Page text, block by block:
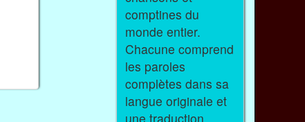
comptines du
monde entier.
Chacune comprend
les paroles
complètes dans sa
langue originale et
une traduction